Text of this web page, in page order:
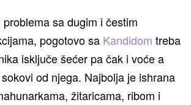
sa dugim i čestim
pogotovo sa Kandidom treba
isključe šećer pa čak i voće a
od njega. Najbolja je ishrana
žitaricama, ribom i